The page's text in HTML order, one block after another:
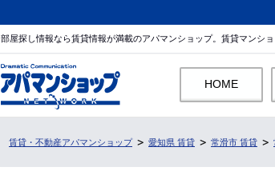
部屋探し情報なら賃貸情報が満載のアパマンショップ。賃貸マンシ
HOME
賃貸・不動産アパマンショップ 愛知県 賃貸 常滑市 賃貸